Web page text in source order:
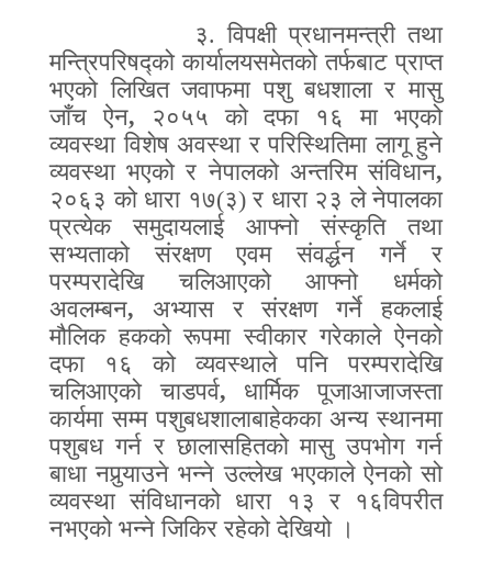
३.विपक्षी प्रधानमन्त्री तथा
मन्त्रिपरिषद्को कार्यालयसमेतको तर्फबाट प्राप्त
भएको लिखित जवाफमा पशु बधशाला र मासु
जाँच ऐन, २०५५ को दफा १६ मा भएको
व्यवस्था विशेष अवस्था र परिस्थितिमा लागू हुने
व्यवस्था भएको र नेपालको अन्तरिम संविधान,
२०६३ को धारा १७(३) र धारा २३ ले नेपालका
प्रत्येक समुदायलाई आफ्नो संस्कृति तथा
सभ्यताको संरक्षण एवम संवर्द्धन गर्ने र
परम्परादेखि चलिआएको आफ्नो धर्मको
अवलम्बन, अभ्यास र संरक्षण गर्ने हकलाई
मौलिक हकको रूपमा स्वीकार गरेकाले ऐनको
दफा १६ को व्यवस्थाले पनि परम्परादेखि
चलिआएको चाडपर्व, धार्मिक पूजाआजाजस्ता
कार्यमा सम्म पशुबधशालाबाहेकका अन्य स्थानमा
पशुबध गर्न र छालासहितको मासु उपभोग गर्न
बाधा नपुर्‍याउने भन्ने उल्लेख भएकाले ऐनको सो
व्यवस्था संविधानको धारा १३ र १६विपरीत
नभएको भन्ने जिकिर रहेको देखियो ।